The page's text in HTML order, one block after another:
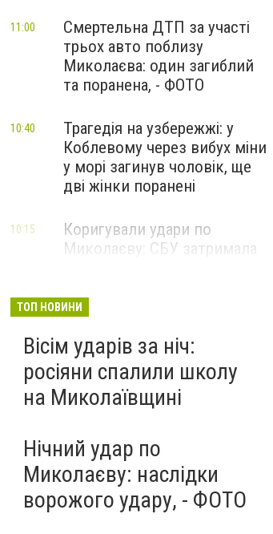
Смертельна ДТП за участі
трьох авто поблизу
Миколаєва: один загиблий
та поранена, - ФОТО
11:00
Трагедія на узбережжі: у
Коблевому через вибух міни
у морі загинув чоловік, ще
дві жінки поранені
10:40
Коригували удари по
Миколаєву: СБУ затримала
10:15
ТОП НОВИНИ
Вісім ударів за ніч:
росіяни спалили школу
на Миколаївщині
Нічний удар по
Миколаєву: наслідки
ворожого удару, - ФОТО